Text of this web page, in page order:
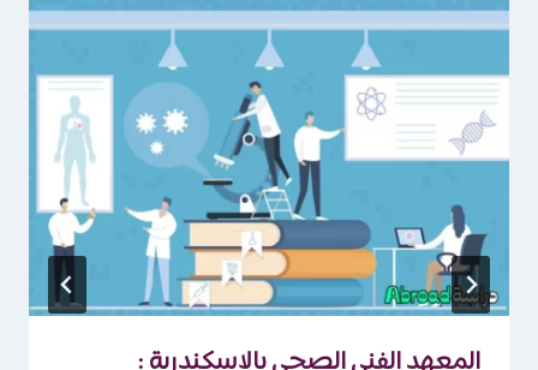
المعهد الفنى الصحى بالإسكندرية :